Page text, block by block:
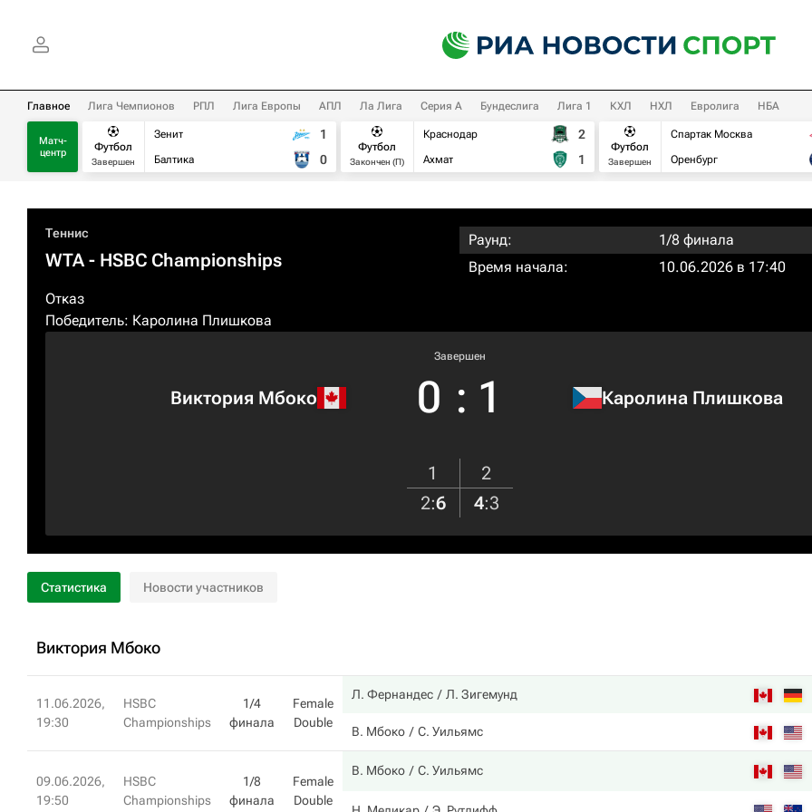
Главное Лига Чемпионов РПЛ Лига Европы АПЛ Ла Лига Серия А Бундеслига Лига 1 КХЛ НХЛ Евролига НБА
Матч-
центр
Футбол
Завершен
Зенит
Балтика
1
0
Футбол
Закончен (П)
Краснодар
Ахмат
2
1
Футбол
Завершен
Спартак Москва
Оренбург
Теннис
WTA- HSBC Championships
Отказ
Победитель: Каролина Плишкова
Раунд:
1/8 финала
Время начала:
10.06.2026 в 17:40
Виктория Мбоко
Завершен
0 : 1 Каролина Плишкова
1
2
2:6 4:3
Статистика Новости участников
Виктория Мбоко
11.06.2026,
19:30
HSBC
Championships
1/4
финала
Female
Double
Л. Фернандес Л. Зигемунд
В. Мбоко С. Уильямс
09.06.2026,
19:50
HSBC
Championships
1/8
финала
Female
Double
В. Мбоко С. Уильямс